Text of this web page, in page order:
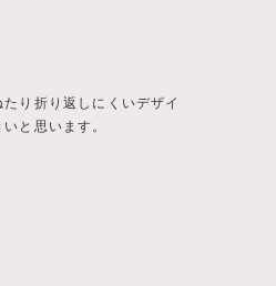
り折り返しにくいデザイ
と思います。